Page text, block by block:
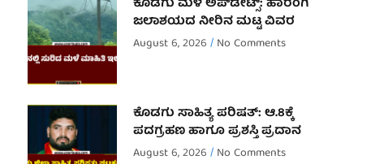
ಕೊಡಗು ಮಳೆ ಅಪ್‌ಡೇಟ್ಸ್: ಹಾರಂಗಿ
ಜಲಾಶಯದ ನೀರಿನ ಮಟ್ಟ ವಿವರ
August 6, 2026 No Comments
ಕೊಡಗು ಸಾಹಿತ್ಯ ಪರಿಷತ್: ಆ.8ಕ್ಕೆ
ಪದಗ್ರಹಣ ಹಾಗೂ ಪ್ರಶಸ್ತಿ ಪ್ರದಾನ
August 6, 2026 No Comments